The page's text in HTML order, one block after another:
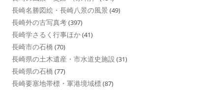
長崎名勝図絵・長崎八景の風景 (49)
長崎外の古写真考(397)
長崎学さるく行事ほか(41)
長崎市の石橋 (70)
長崎県の土木遺産・市水道史施設 (31)
長崎県の石橋 (77)
長崎要塞地帯標・軍港境域標(87)